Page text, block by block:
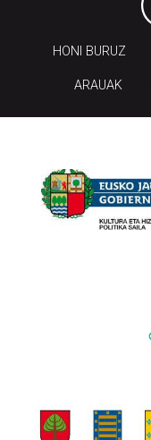
HONI BURUZ
ARAUAK